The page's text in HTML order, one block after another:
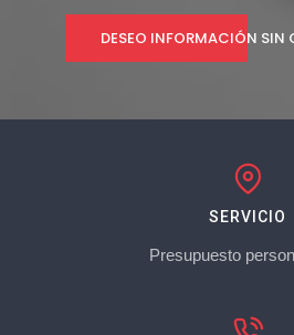
DESEO INFORMACIÓN SIN
SERVICIO
Presupuesto